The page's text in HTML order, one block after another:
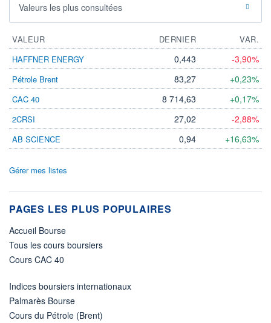
Valeurs les plus consultées
VALEUR DERNIER
VAR.
HAFFNER ENERGY
0,443 -3,90%
Pétrole Brent 83,27 +0,23%
CAC 40 8 714,63 +0,17%
2CRSI 27,02 -2,88%
AB SCIENCE 0,94 +16,63%
Gérer mes listes
PAGES LES PLUS POPULAIRES
Accueil Bourse
Tous les cours boursiers
Cours CAC 40
Indices boursiers internationaux
Palmarès Bourse
Cours du Pétrole (Brent)